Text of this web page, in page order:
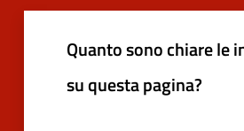
Quanto sono chiare le
su questa pagina?